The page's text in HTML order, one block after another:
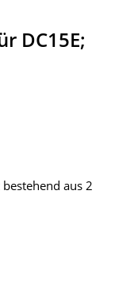
DC15E;
bestehend aus 2